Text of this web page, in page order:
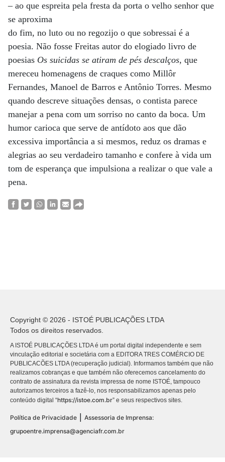
– ao que espreita pela fresta da porta o velho senhor que
se aproxima
do fim, no luto ou no regozijo o que sobressai é a
poesia. Não fosse Freitas autor do elogiado livro de
poesias Os suicidas se atiram de pés descalços, que
mereceu homenagens de craques como Millôr
Fernandes, Manoel de Barros e Antônio Torres. Mesmo
quando descreve situações densas, o contista parece
manejar a pena com um sorriso no canto da boca. Um
humor carioca que serve de antídoto aos que dão
excessiva importância a si mesmos, reduz os dramas e
alegrias ao seu verdadeiro tamanho e confere à vida um
tom de esperança que impulsiona a realizar o que vale a
pena.
Copyright © 2026 - ISTOÉ PUBLICAÇÕES LTDA
Todos os direitos reservados.
A ISTOÉ PUBLICAÇÕES LTDA é um portal digital independente e sem
vinculação editorial e societária com a EDITORA TRES COMÉRCIO DE
PUBLICACÕES LTDA (recuperação judicial). Informamos também que não
realizamos cobranças e que também não oferecemos cancelamento do
contrato de assinatura da revista impressa de nome ISTOÉ, tampouco
autorizamos terceiros a fazê-lo, nos responsabilizamos apenas pelo
conteúdo digital “https://istoe.com.br” e seus respectivos sites.
Política de Privacidade
Assessoria de Imprensa:
grupoentre.imprensa@agenciafr.com.br